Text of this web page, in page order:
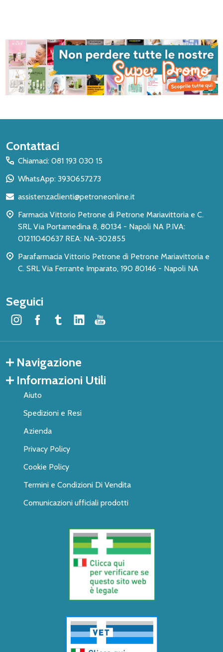
Inizio
del
piè
pagina
Contattaci
Chiamaci: 081 193 030 15
WhatsApp: 3930657273
assistenzaclienti@petroneonline.it
Farmacia Vittorio Petrone di Petrone Mariavittoria e C.
SRL Via Portamedina 8, 80134 - Napoli NA P.IVA:
01211040637 REA: NA-302855
Parafarmacia Vittorio Petrone di Petrone Mariavittoria e
C. SRL Via Ferrante Imparato, 190 80146 - Napoli NA
Seguici
Navigazione
Informazioni Utili
Aiuto
Spedizioni e Resi
Azienda
Privacy Policy
Cookie Policy
Termini e Condizioni Di Vendita
Comunicazioni ufficiali prodotti